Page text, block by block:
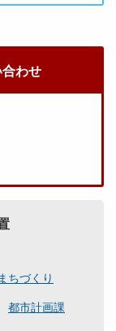
わせ
ちづくり
都市計画課